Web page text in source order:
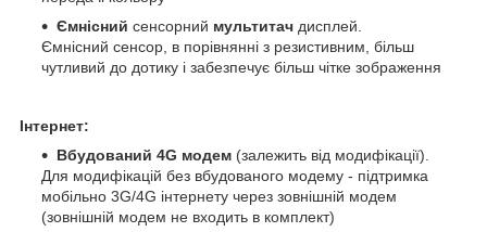
Ємнісний сенсорний мультитач дисплей.
Ємнісний сенсор, в порівнянні з резистивним, більш
чутливий до дотику і забезпечує більш чітке зображення
Інтернет:
Вбудований 4G модем (залежить від модифікації).
Для модифікацій без вбудованого модему - підтримка
мобільно 3G/4G інтернету через зовнішній модем
(зовнішній модем не входить в комплект)